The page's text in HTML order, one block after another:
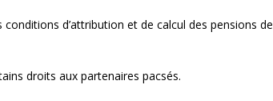
d’attribution et de calcul des pensions de
droits aux partenaires pacsés.